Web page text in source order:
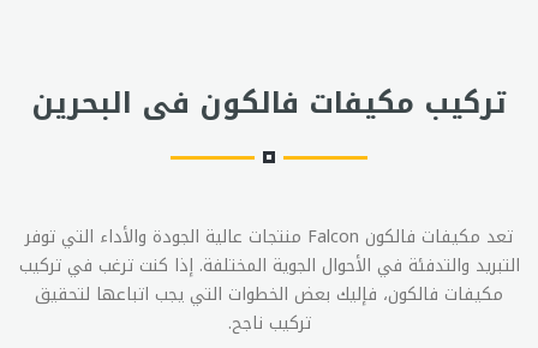
تركيب مكيفات فالكون فى البحرين
تعد مكيفات فالكون Falcon منتجات عالية الجودة والأداء التي توفر
التبريد والتدفئة في الأحوال الجوية المختلفة. إذا كنت ترغب في تركيب
مكيفات فالكون، فإليك بعض الخطوات التي يجب اتباعها لتحقيق
تركيب ناجح.